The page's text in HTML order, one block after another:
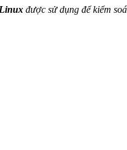
được sử dụng để kiểm